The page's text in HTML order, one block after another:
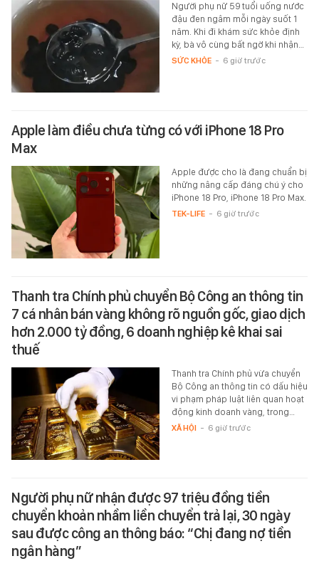
Người phụ nữ 59 tuổi uống nước
đậu đen ngâm mỗi ngày suốt 1
năm. Khi đi khám sức khỏe định
kỳ, bà vô cùng bất ngờ khi nhận…
SỨC KHỎE - 6 giờ trước
Apple làm điều chưa từng có với iPhone 18 Pro
Max
Apple được cho là đang chuẩn bị
những nâng cấp đáng chú ý cho
iPhone 18 Pro, iPhone 18 Pro Max.
TEK-LIFE - 6 giờ trước
Thanh tra Chính phủ chuyển Bộ Công an thông tin
7 cá nhân bán vàng không rõ nguồn gốc, giao dịch
hơn 2.000 tỷ đồng, 6 doanh nghiệp kê khai sai
thuế
Thanh tra Chính phủ vừa chuyển
Bộ Công an thông tin có dấu hiệu
vi phạm pháp luật liên quan hoạt
động kinh doanh vàng, trong…
XÃ HỘI - 6 giờ trước
Người phụ nữ nhận được 97 triệu đồng tiền
chuyển khoản nhầm liền chuyển trả lại, 30 ngày
sau được công an thông báo: “Chị đang nợ tiền
ngân hàng”